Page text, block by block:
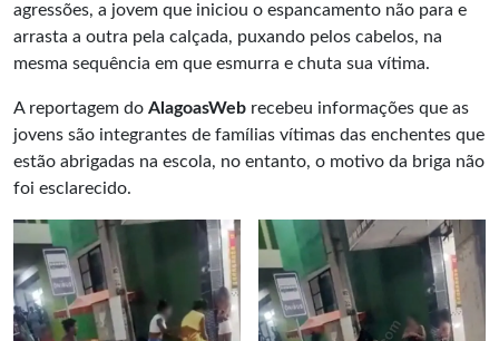
agressões, a jovem que iniciou o espancamento não para e
arrasta a outra pela calçada, puxando pelos cabelos, na
mesma sequência em que esmurra e chuta sua vítima.
A reportagem do AlagoasWeb recebeu informações que as
jovens são integrantes de famílias vítimas das enchentes que
estão abrigadas na escola, no entanto, o motivo da briga não
foi esclarecido.